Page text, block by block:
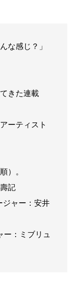
な感じ？」
きた連載
ーティスト
）。
記
ャー：安井
ー：ミブリュ